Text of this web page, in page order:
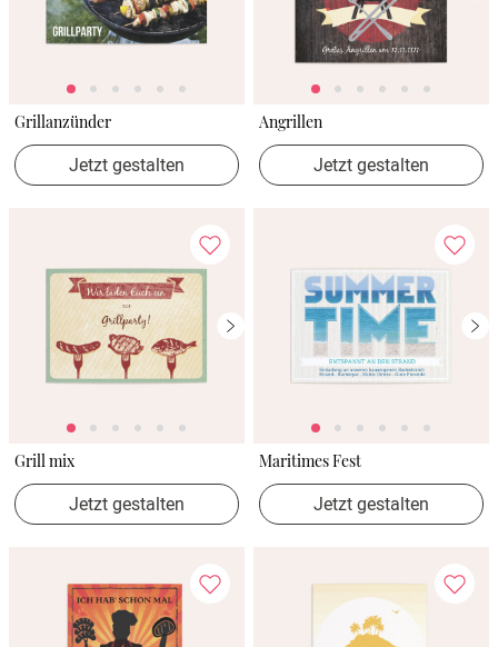
Grillanzünder
Jetzt gestalten
Angrillen
Jetzt gestalten
Grill mix
Jetzt gestalten
Maritimes Fest
Jetzt gestalten